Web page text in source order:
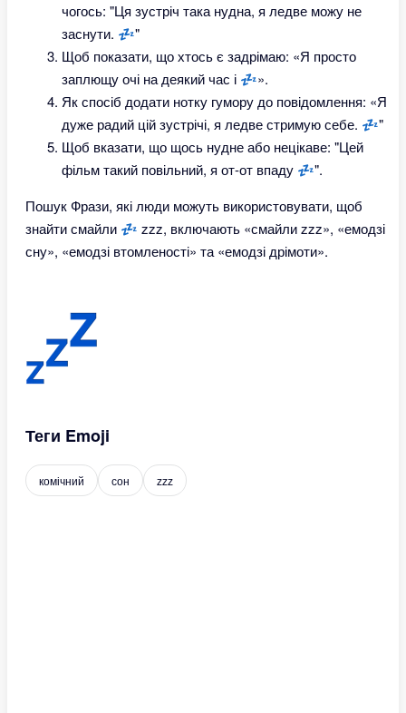
чогось: "Ця зустріч така нудна, я ледве можу не
заснути. 💤"
Щоб показати, що хтось є задрімаю: «Я просто
заплющу очі на деякий час і 💤».
Як спосіб додати нотку гумору до повідомлення: «Я
дуже радий цій зустрічі, я ледве стримую себе. 💤"
Щоб вказати, що щось нудне або нецікаве: "Цей
фільм такий повільний, я от-от впаду 💤".
Пошук Фрази, які люди можуть використовувати, щоб
знайти смайли 💤 zzz, включають «смайли zzz», «емодзі
сну», «емодзі втомленості» та «емодзі дрімоти».
Теги Emoji
комічний сон zzz